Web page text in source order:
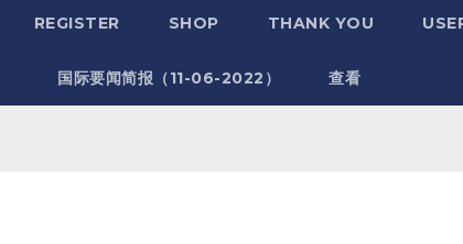
REGISTER SHOP THANK YOU
国际要闻简报（11-06-2022） 查看